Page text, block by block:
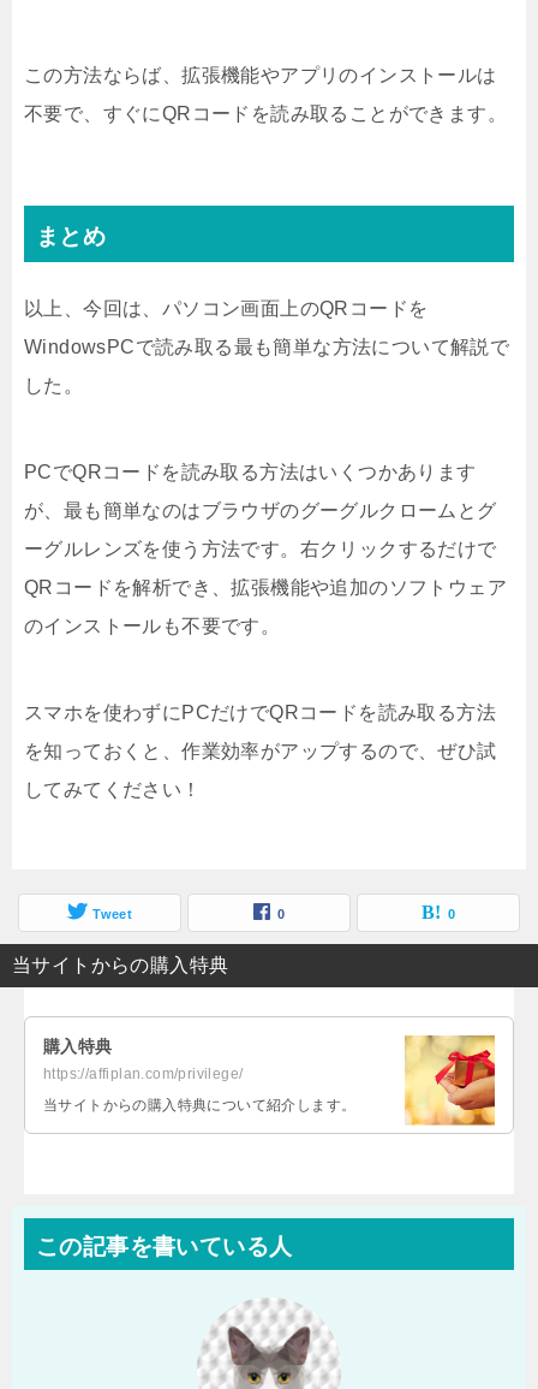
この方法ならば、拡張機能やアプリのインストールは
不要で、すぐにQRコードを読み取ることができます。
まとめ
以上、今回は、パソコン画面上のQRコードを
WindowsPCで読み取る最も簡単な方法について解説で
した。
PCでQRコードを読み取る方法はいくつかあります
が、最も簡単なのはブラウザのグーグルクロームとグ
ーグルレンズを使う方法です。右クリックするだけで
QRコードを解析でき、拡張機能や追加のソフトウェア
のインストールも不要です。
スマホを使わずにPCだけでQRコードを読み取る方法
を知っておくと、作業効率がアップするので、ぜひ試
してみてください！
Tweet 0 0
当サイトからの購入特典
購入特典
https://affiplan.com/privilege/
当サイトからの購入特典について紹介します。
この記事を書いている人